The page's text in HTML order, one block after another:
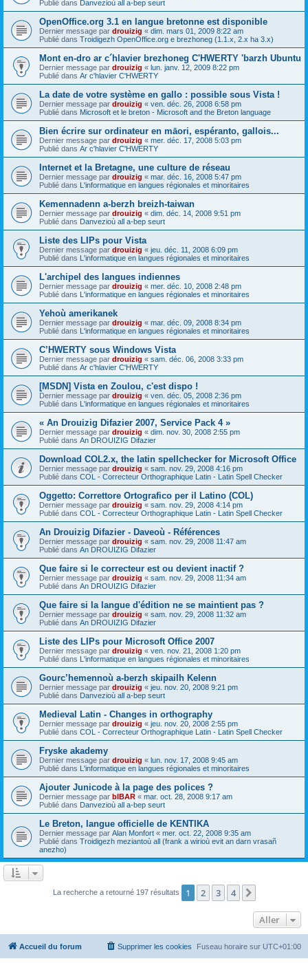
Publié dans Danvezioù all a-bep seurt
OpenOffice.org 3.1 en langue bretonne est disponible
Dernier message par drouizig « dim. mars 01, 2009 8:22 am
Publié dans Troidigezh OpenOffice.org e brezhoneg (1.1.x, 2.x ha 3.x)
Mont en-dro ar c´hlavier brezhoneg C'HWERTY 'barzh Ubuntu
Dernier message par drouizig « lun. janv. 12, 2009 8:22 pm
Publié dans Ar c'hlavier C'HWERTY
La date de votre système en gallo : possible sous Vista !
Dernier message par drouizig « ven. déc. 26, 2008 6:58 pm
Publié dans Microsoft et le breton - Microsoft and the Breton language
Bien écrire sur ordinateur en māori, espéranto, gallois...
Dernier message par drouizig « mer. déc. 17, 2008 5:03 pm
Publié dans Ar c'hlavier C'HWERTY
Internet et la Bretagne, une culture de réseau
Dernier message par drouizig « mar. déc. 16, 2008 5:47 pm
Publié dans L'informatique en langues régionales et minoritaires
Kemennadenn a-berzh breizh-taiwan
Dernier message par drouizig « dim. déc. 14, 2008 9:51 pm
Publié dans Danvezioù all a-bep seurt
Liste des LIPs pour Vista
Dernier message par drouizig « jeu. déc. 11, 2008 6:09 pm
Publié dans L'informatique en langues régionales et minoritaires
L'archipel des langues indiennes
Dernier message par drouizig « mer. déc. 10, 2008 2:48 pm
Publié dans L'informatique en langues régionales et minoritaires
Yehoù amerikanek
Dernier message par drouizig « mar. déc. 09, 2008 8:34 pm
Publié dans L'informatique en langues régionales et minoritaires
C’HWERTY sous Windows Vista
Dernier message par drouizig « sam. déc. 06, 2008 3:33 pm
Publié dans Ar c'hlavier C'HWERTY
[MSDN] Vista en Zoulou, c'est dispo !
Dernier message par drouizig « ven. déc. 05, 2008 2:36 pm
Publié dans L'informatique en langues régionales et minoritaires
« An Drouizig Difazier 2007, Service Pack 4 »
Dernier message par drouizig « dim. nov. 30, 2008 2:55 pm
Publié dans An DROUIZIG Difazier
Download COL2.x, the latin spellchecker for Microsoft Office
Dernier message par drouizig « sam. nov. 29, 2008 4:16 pm
Publié dans COL - Correcteur Orthographique Latin - Latin Spell Checker
Oggetto: Correttore Ortografico per il Latino (COL)
Dernier message par drouizig « sam. nov. 29, 2008 4:14 pm
Publié dans COL - Correcteur Orthographique Latin - Latin Spell Checker
An Drouizig Difazier - Daveoù - Références
Dernier message par drouizig « sam. nov. 29, 2008 11:47 am
Publié dans An DROUIZIG Difazier
Que faire si le correcteur est ou devient inactif ?
Dernier message par drouizig « sam. nov. 29, 2008 11:34 am
Publié dans An DROUIZIG Difazier
Que faire si la langue d'édition ne se maintient pas ?
Dernier message par drouizig « sam. nov. 29, 2008 11:32 am
Publié dans An DROUIZIG Difazier
Liste des LIPs pour Microsoft Office 2007
Dernier message par drouizig « ven. nov. 21, 2008 1:20 pm
Publié dans L'informatique en langues régionales et minoritaires
Gourc’hemennoù a-berzh skipailh Kelenn
Dernier message par drouizig « jeu. nov. 20, 2008 9:21 pm
Publié dans Danvezioù all a-bep seurt
Medieval Latin - Changes in orthography
Dernier message par drouizig « jeu. nov. 20, 2008 2:55 pm
Publié dans COL - Correcteur Orthographique Latin - Latin Spell Checker
Fryske akademy
Dernier message par drouizig « lun. nov. 17, 2008 9:45 am
Publié dans L'informatique en langues régionales et minoritaires
Ajouter Junicode à la page des polices ?
Dernier message par bIBAR « mar. oct. 28, 2008 9:17 am
Publié dans Danvezioù all a-bep seurt
Le Breton, langue officielle de KENTIKA
Dernier message par Alan Monfort « mer. oct. 22, 2008 9:35 am
Publié dans Troidigezh meziantoù all (frank a wirioù evit an darn vrasañ
anezho)
La recherche a retourné 197 résultats 1 2 3 4
Aller
Accueil du forum Fuseau horaire sur UTC+01:00
Supprimer les cookies